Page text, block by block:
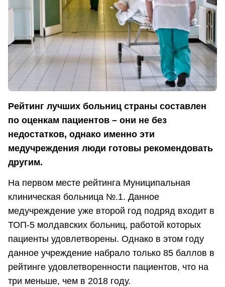
Рейтинг лучших больниц страны составлен
по оценкам пациентов – они не без
недостатков, однако именно эти
медучреждения люди готовы рекомендовать
другим.
На первом месте рейтинга Муниципальная
клиническая больница №.1. Данное
медучреждение уже второй год подряд входит в
ТОП-5 молдавских больниц, работой которых
пациенты удовлетворены. Однако в этом году
данное учреждение набрало только 85 баллов в
рейтинге удовлетворенности пациентов, что на
три меньше, чем в 2018 году.